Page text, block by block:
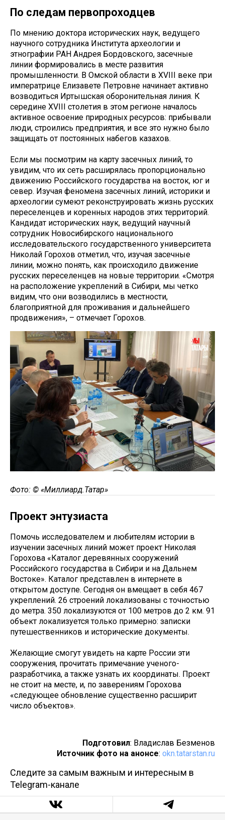
По следам первопроходцев
По мнению доктора исторических наук, ведущего
научного сотрудника Института археологии и
этнографии РАН Андрея Бордовского, засечные
линии формировались в месте развития
промышленности. В Омской области в XVIII веке при
императрице Елизавете Петровне начинает активно
возводиться Иртышская оборонительная линия. К
середине XVIII столетия в этом регионе началось
активное освоение природных ресурсов: прибывали
люди, строились предприятия, и все это нужно было
защищать от постоянных набегов казахов.
Если мы посмотрим на карту засечных линий, то
увидим, что их сеть расширялась пропорционально
движению Российского государства на восток, юг и
север. Изучая феномена засечных линий, историки и
археологии сумеют реконструировать жизнь русских
переселенцев и коренных народов этих территорий.
Кандидат исторических наук, ведущий научный
сотрудник Новосибирского национального
исследовательского государственного университета
Николай Горохов отметил, что, изучая засечные
линии, можно понять, как происходило движение
русских переселенцев на новые территории. «Смотря
на расположение укреплений в Сибири, мы четко
видим, что они возводились в местности,
благоприятной для проживания и дальнейшего
продвижения», – отмечает Горохов.
Фото: © «Миллиард.Татар»
Проект энтузиаста
Помочь исследователем и любителям истории в
изучении засечных линий может проект Николая
Горохова «Каталог деревянных сооружений
Российского государства в Сибири и на Дальнем
Востоке». Каталог представлен в интернете в
открытом доступе. Сегодня он вмещает в себя 467
укреплений. 26 строений локализованы с точностью
до метра. 350 локализуются от 100 метров до 2 км. 91
объект локализуется только примерно: записки
путешественников и исторические документы.
Желающие смогут увидеть на карте России эти
сооружения, прочитать примечание ученого-
разработчика, а также узнать их координаты. Проект
не стоит на месте, и, по заверениям Горохова
«следующее обновление существенно расширит
число объектов».
Подготовил: Владислав Безменов
Источник фото на анонсе: okn.tatarstan.ru
Следите за самым важным и интересным в
Telegram-канале